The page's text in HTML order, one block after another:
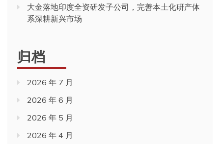
大金落地印度全资研发子公司，完善本土化研产体
系深耕新兴市场
归档
2026 年 7 月
2026 年 6 月
2026 年 5 月
2026 年 4 月